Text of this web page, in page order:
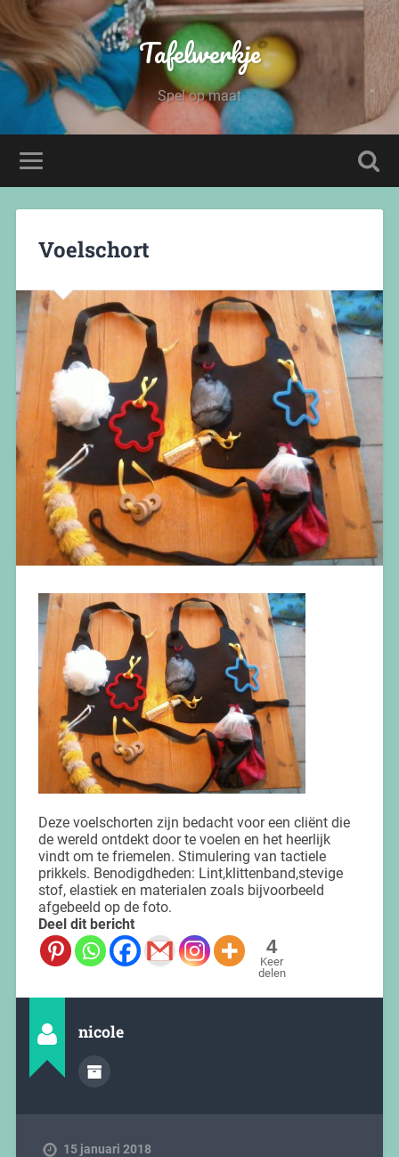
Tafelwerkje
Spel op maat
Voelschort
Deze voelschorten zijn bedacht voor een cliënt die
de wereld ontdekt door te voelen en het heerlijk
vindt om te friemelen. Stimulering van tactiele
prikkels. Benodigdheden: Lint,klittenband,stevige
stof, elastiek en materialen zoals bijvoorbeeld
afgebeeld op de foto.
Deel dit bericht
4
Keer
delen
nicole
15 januari 2018